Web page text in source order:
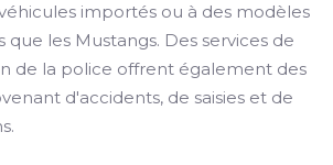
importés ou à des modèles
que les Mustangs. Des services de
de la police offrent également des
d'accidents, de saisies et de